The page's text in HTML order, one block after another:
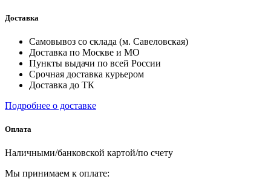
Доставка
Самовывоз со склада (м. Савеловская)
Доставка по Москве и МО
Пункты выдачи по всей России
Срочная доставка курьером
Доставка до ТК
Подробнее о доставке
Оплата
Наличными/банковской картой/по счету
Мы принимаем к оплате: